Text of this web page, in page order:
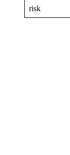
risk